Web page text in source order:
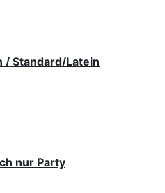
/ Standard/Latein
nur Party